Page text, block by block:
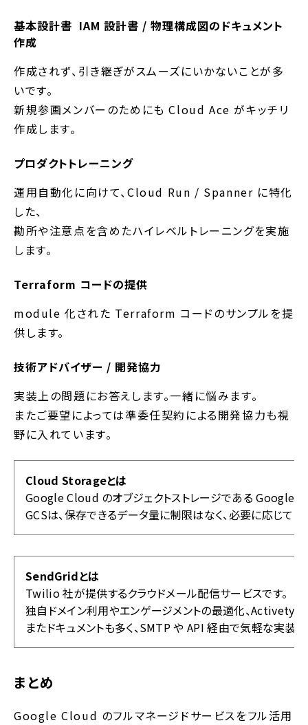
基本設計書 IAM 設計書 / 物理構成図のドキュメント
作成
作成されず、引き継ぎがスムーズにいかないことが多
いです。
新規参画メンバーのためにも Cloud Ace がキッチリ
作成します。
プロダクトトレーニング
運用自動化に向けて、Cloud Run / Spanner に特化
した、
勘所や注意点を含めたハイレベルトレーニングを実施
します。
Terraform コードの提供
module 化された Terraform コードのサンプルを提
供します。
技術アドバイザー / 開発協力
実装上の問題にお答えします。一緒に悩みます。
またご要望によっては準委任契約による開発協力も視
野に入れています。
Cloud Storageとは
Google Cloud のオブジェクトストレージである Google
GCSは、保存できるデータ量に制限はなく、必要に応じて
SendGridとは
Twilio 社が提供するクラウドメール配信サービスです。
独自ドメイン利用やエンゲージメントの最適化、Activety
またドキュメントも多く、SMTP や API 経由で気軽な実装
まとめ
Google Cloud のフルマネージドサービスをフル活用